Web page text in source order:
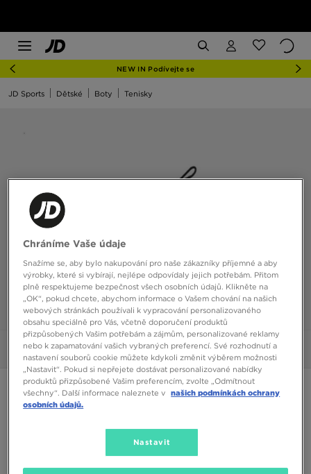
NEW IN Podívejte se
JD Sports Dětské Boty Tenisky
Obrázky 360°
NIKE REACT VISION
(Nejnižší cena za posledních 30 dní)
(Původní cena)
Chráníme Vaše údaje
Snažíme se, aby bylo nakupování pro naše zákazníky příjemné a aby
výrobky, které si vybírají, nejlépe odpovídaly jejich potřebám. Přitom
plně respektujeme bezpečnost všech osobních údajů. Klikněte na
„OK“, pokud chcete, abychom informace o Vašem chování na našich
webových stránkách používali k vypracování personalizovaného
obsahu speciálně pro Vás, včetně doporučení produktů
přizpůsobených Vašim potřebám a zájmům, personalizované reklamy
nebo k zapamatování vašich vybraných preferencí. Své rozhodnutí a
nastavení souborů cookie můžete kdykoli změnit výběrem možnosti
„Nastavit“. Pokud si nepřejete dostávat personalizované nabídky
produktů přizpůsobené Vašim preferencím, zvolte „Odmítnout
všechny“. Další informace naleznete v našich podmínkách ochrany
osobních údajů.
Nastavit